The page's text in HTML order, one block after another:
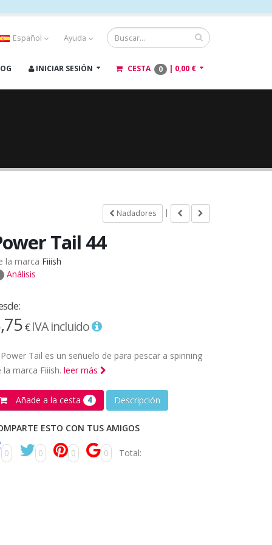
Español Ayuda
INICIAR SESIÓN CESTA 0 | 0,00 €
Nadadores |
Tail 44
la marca Fiiish
Análisis
€IVA incluido
Tail es un señuelo de para pescar a spinning
la marca Fiiish. leer más
Añade a la cesta 4 Descripción
ESTO CON TUS AMIGOS
0 0 0 0 Total: